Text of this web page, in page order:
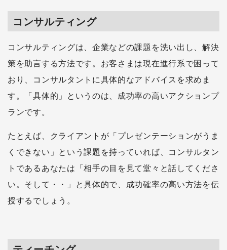
コンサルティング
コンサルティングは、企業などの課題を洗い出し、解決
策を助言する方法です。お客さまは現在進行系で困って
おり、コンサルタントに具体的なアドバイスを求めま
す。「具体的」というのは、成功率の高いアクションプ
ランです。
たとえば、クライアントが「プレゼンテーションがうま
くできない」という課題を持っていれば、コンサルタン
トであるあなたは「相手の目を見て堂々と話してくださ
い。そして・・」と具体的で、成功確率の高い方法を伝
授するでしょう。